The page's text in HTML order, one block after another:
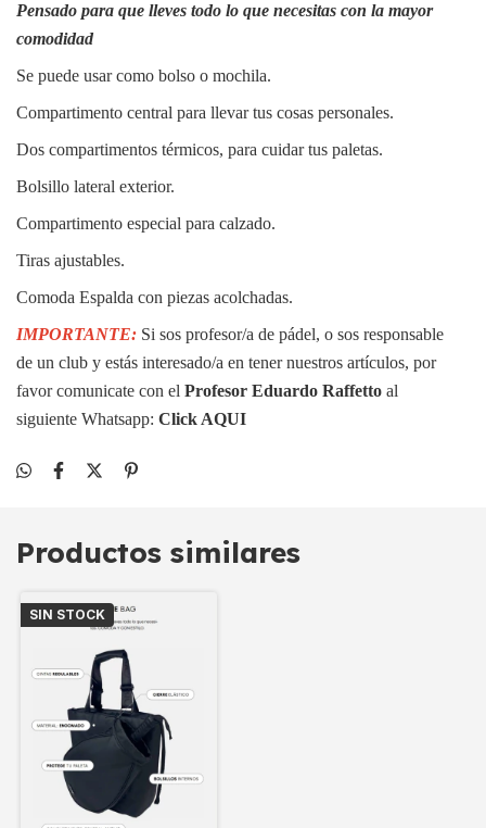
Pensado para que lleves todo lo que necesitas con la mayor
comodidad
Se puede usar como bolso o mochila.
Compartimento central para llevar tus cosas personales.
Dos compartimentos térmicos, para cuidar tus paletas.
Bolsillo lateral exterior.
Compartimento especial para calzado.
Tiras ajustables.
Comoda Espalda con piezas acolchadas.
IMPORTANTE: Si sos profesor/a de pádel, o sos responsable
de un club y estás interesado/a en tener nuestros artículos, por
favor comunicate con el Profesor Eduardo Raffetto al
siguiente Whatsapp: Click AQUI
Productos similares
SIN STOCK